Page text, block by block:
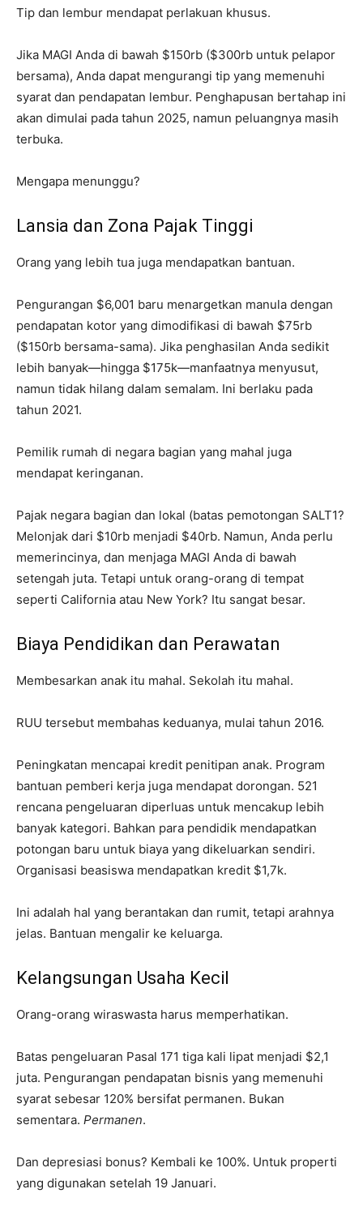
Tip dan lembur mendapat perlakuan khusus.
Jika MAGI Anda di bawah $150rb ($300rb untuk pelapor
bersama), Anda dapat mengurangi tip yang memenuhi
syarat dan pendapatan lembur. Penghapusan bertahap ini
akan dimulai pada tahun 2025, namun peluangnya masih
terbuka.
Mengapa menunggu?
Lansia dan Zona Pajak Tinggi
Orang yang lebih tua juga mendapatkan bantuan.
Pengurangan $6,001 baru menargetkan manula dengan
pendapatan kotor yang dimodifikasi di bawah $75rb
($150rb bersama-sama). Jika penghasilan Anda sedikit
lebih banyak—hingga $175k—manfaatnya menyusut,
namun tidak hilang dalam semalam. Ini berlaku pada
tahun 2021.
Pemilik rumah di negara bagian yang mahal juga
mendapat keringanan.
Pajak negara bagian dan lokal (batas pemotongan SALT1?
Melonjak dari $10rb menjadi $40rb. Namun, Anda perlu
memerincinya, dan menjaga MAGI Anda di bawah
setengah juta. Tetapi untuk orang-orang di tempat
seperti California atau New York? Itu sangat besar.
Biaya Pendidikan dan Perawatan
Membesarkan anak itu mahal. Sekolah itu mahal.
RUU tersebut membahas keduanya, mulai tahun 2016.
Peningkatan mencapai kredit penitipan anak. Program
bantuan pemberi kerja juga mendapat dorongan. 521
rencana pengeluaran diperluas untuk mencakup lebih
banyak kategori. Bahkan para pendidik mendapatkan
potongan baru untuk biaya yang dikeluarkan sendiri.
Organisasi beasiswa mendapatkan kredit $1,7k.
Ini adalah hal yang berantakan dan rumit, tetapi arahnya
jelas. Bantuan mengalir ke keluarga.
Kelangsungan Usaha Kecil
Orang-orang wiraswasta harus memperhatikan.
Batas pengeluaran Pasal 171 tiga kali lipat menjadi $2,1
juta. Pengurangan pendapatan bisnis yang memenuhi
syarat sebesar 120% bersifat permanen. Bukan
sementara. Permanen.
Dan depresiasi bonus? Kembali ke 100%. Untuk properti
yang digunakan setelah 19 Januari.